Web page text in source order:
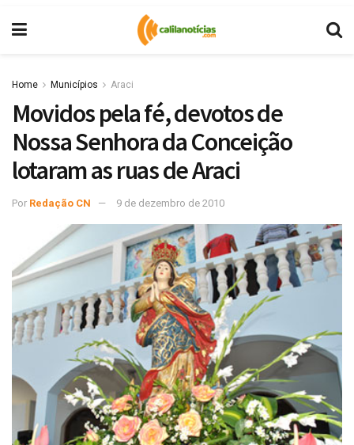
Home Municípios Araci
Movidos pela fé, devotos de
Nossa Senhora da Conceição
lotaram as ruas de Araci
Por Redação CN 9 de dezembro de 2010